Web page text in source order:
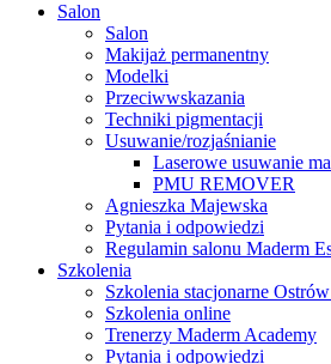
Salon
Salon
Makijaż permanentny
Modelki
Przeciwwskazania
Techniki pigmentacji
Usuwanie/rozjaśnianie
Laserowe usuwanie
PMU REMOVER
Agnieszka Majewska
Pytania i odpowiedzi
Regulamin salonu Maderm
Szkolenia
Szkolenia stacjonarne
Szkolenia online
Trenerzy Maderm Academy
Pytania i odpowiedzi